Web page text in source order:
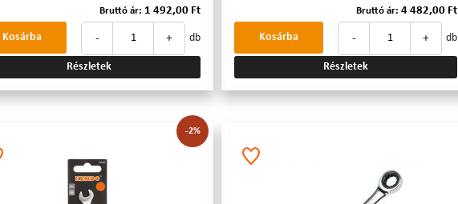
Bruttó ár: 1 492,00 Ft
- + db
Kosárba
Részletek
Bruttó ár: 4 482,00 Ft
- + db
Kosárba
Részletek
-2%